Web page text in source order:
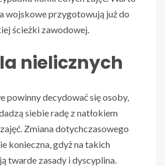
wojskowe przygotowują już do
ścieżki zawodowej.
nielicznych
powinny decydować się osoby,
siebie radę z natłokiem
Zmiana dotychczasowego
konieczna, gdyż na takich
twarde zasady i dyscyplina.